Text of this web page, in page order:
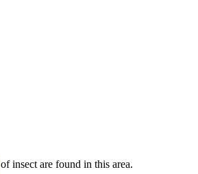
of insect are found in this area.